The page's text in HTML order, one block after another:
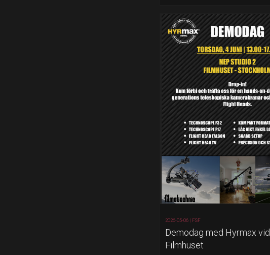
2026-05-06 | FSF
Demodag med Hyrmax vid
Filmhuset